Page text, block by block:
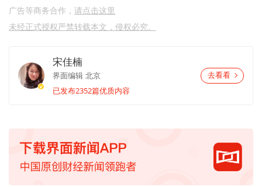
广告等商务合作， 请点击这里
未经正式授权严禁转载本文，侵权必究。
宋佳楠
界面编辑 北京
已发布2352篇优质内容
去看看